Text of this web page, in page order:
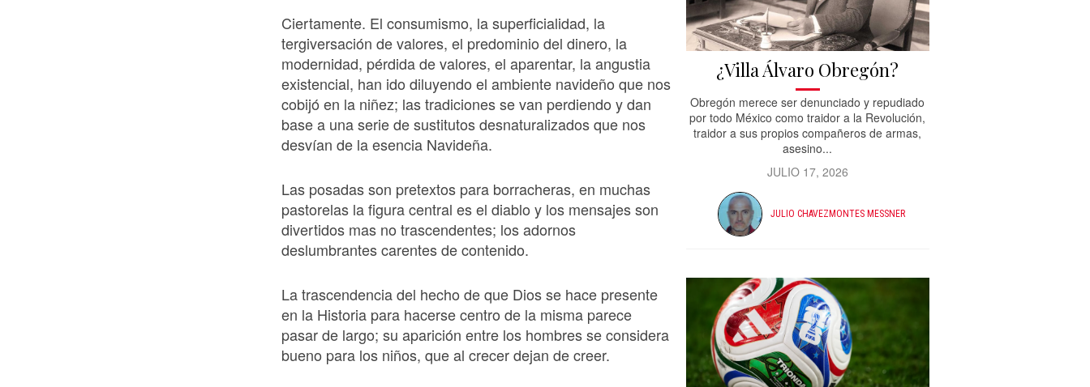
Ciertamente. El consumismo, la superficialidad, la
tergiversación de valores, el predominio del dinero, la
modernidad, pérdida de valores, el aparentar, la angustia
existencial, han ido diluyendo el ambiente navideño que nos
cobijó en la niñez; las tradiciones se van perdiendo y dan
base a una serie de sustitutos desnaturalizados que nos
desvían de la esencia Navideña.
Las posadas son pretextos para borracheras, en muchas
pastorelas la figura central es el diablo y los mensajes son
divertidos mas no trascendentes; los adornos
deslumbrantes carentes de contenido.
La trascendencia del hecho de que Dios se hace presente
en la Historia para hacerse centro de la misma parece
pasar de largo; su aparición entre los hombres se considera
bueno para los niños, que al crecer dejan de creer.
¿Villa Álvaro Obregón?
Obregón merece ser denunciado y repudiado
por todo México como traidor a la Revolución,
traidor a sus propios compañeros de armas,
asesino...
JULIO 17, 2026
JULIO CHAVEZMONTES MESSNER